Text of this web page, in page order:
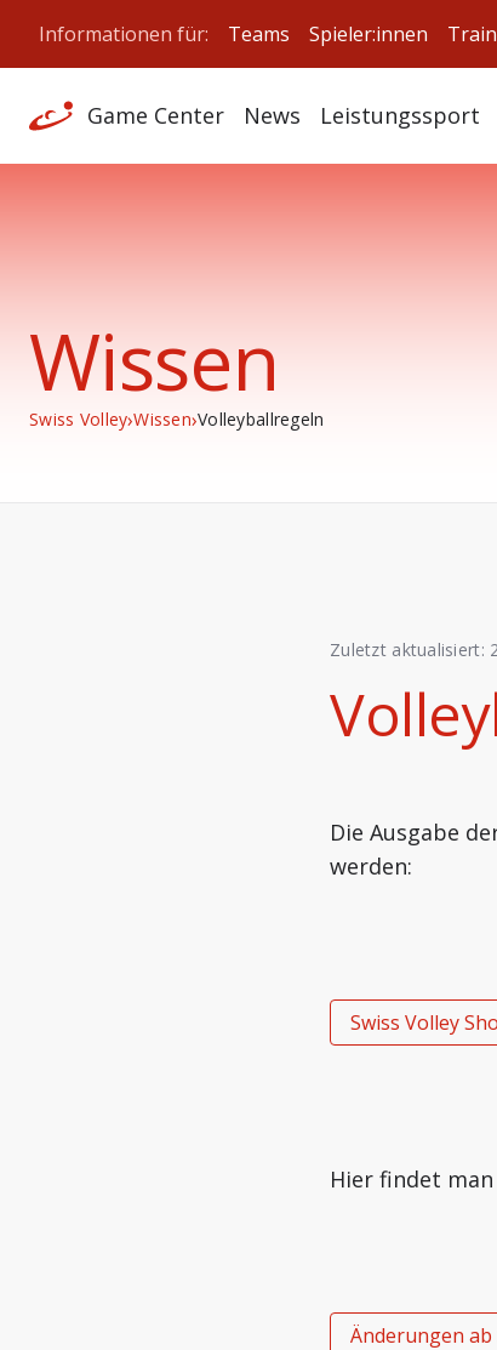
Informationen für: Teams Spieler:innen
Game Center News Leistungssport
Wissen
Swiss Volley›Wissen›Volleyballregeln
Zuletzt aktualisiert:
Die Ausgabe
werden:
Swiss Volley
Hier findet
Änderungen ab